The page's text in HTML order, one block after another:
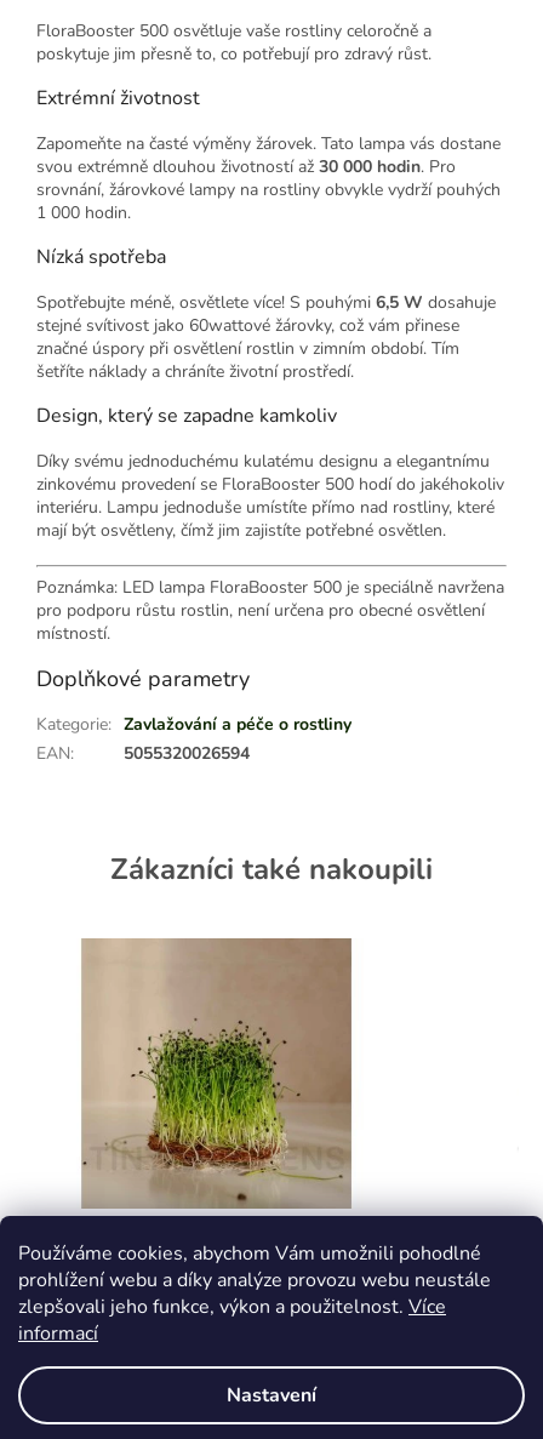
Používáme cookies, abychom Vám umožnili pohodlné
prohlížení webu a díky analýze provozu webu neustále
zlepšovali jeho funkce, výkon a použitelnost. Více
informací
Nastavení
FloraBooster 500 osvětluje vaše rostliny celoročně a
poskytuje jim přesně to, co potřebují pro zdravý růst.
Extrémní životnost
Zapomeňte na časté výměny žárovek. Tato lampa vás dostane
svou extrémně dlouhou životností až 30 000 hodin. Pro
srovnání, žárovkové lampy na rostliny obvykle vydrží pouhých
1 000 hodin.
Nízká spotřeba
Spotřebujte méně, osvětlete více! S pouhými 6,5 W dosahuje
stejné svítivost jako 60wattové žárovky, což vám přinese
značné úspory při osvětlení rostlin v zimním období. Tím
šetříte náklady a chráníte životní prostředí.
Design, který se zapadne kamkoliv
Díky svému jednoduchému kulatému designu a elegantnímu
zinkovému provedení se FloraBooster 500 hodí do jakéhokoliv
interiéru. Lampu jednoduše umístíte přímo nad rostliny, které
mají být osvětleny, čímž jim zajistíte potřebné osvětlen.
Poznámka: LED lampa FloraBooster 500 je speciálně navržena
pro podporu růstu rostlin, není určena pro obecné osvětlení
místností.
Doplňkové parametry
Kategorie: Zavlažování a péče o rostliny
EAN: 5055320026594
Zákazníci také nakoupili
Pórek - BIO semínka na klíčení a
microgreens
Skladem
klíčení
DETAIL